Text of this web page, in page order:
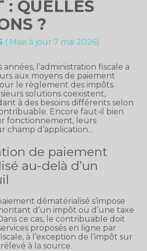
: QUELLES
?
( Mise à jour 7 mai 2026)
l’administration fiscale a
aux moyens de paiement
le règlement des impôts.
solutions coexistent,
à des besoins différents selon
Encore faut-il bien
fonctionnement, leurs
champ d’application…
de paiement
au-delà d’un
dématérialisé s’impose
d’un impôt ou d’une taxe
ce cas, le contribuable doit
proposés en ligne par
à l’exception de l’impôt sur
à la source.